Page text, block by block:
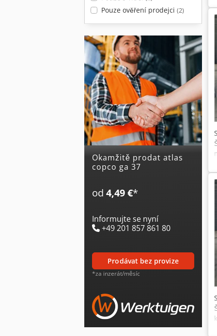
Pouze ověření prodejci (2)
Okamžitě prodat atlas
copco ga 37
od 4,49 €*
Informujte se nyní
+49 201 857 861 80
prodávat bez provize
*za inzerát/měsíc